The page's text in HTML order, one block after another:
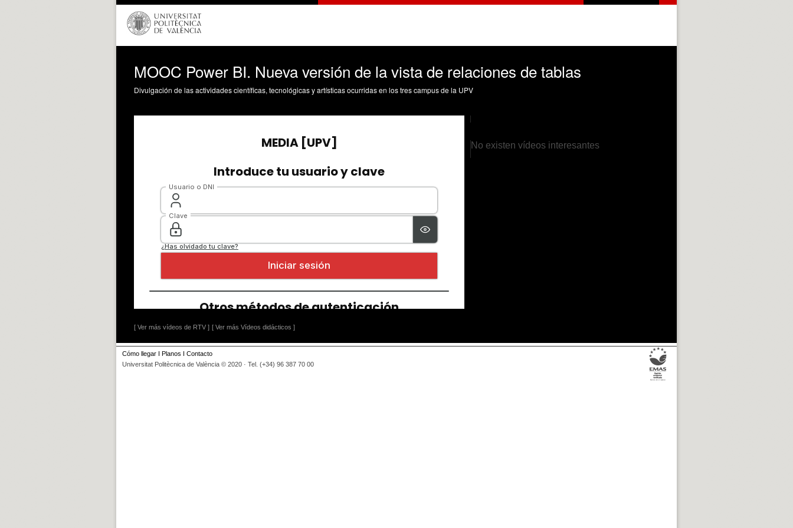
MOOC Power BI. Nueva versión de la vista de relaciones de tablas
Divulgación de las actividades científicas, tecnológicas y artísticas ocurridas en los tres campus de la UPV
[ Ver más vídeos de RTV ] [ Ver más Vídeos didácticos ]
No existen vídeos interesantes
Cómo llegar I Planos I Contacto
Universitat Politècnica de València © 2020 · Tel. (+34) 96 387 70 00